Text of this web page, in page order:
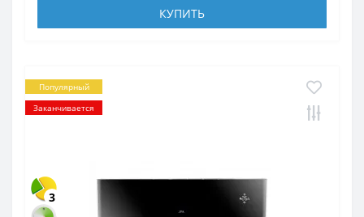
КУПИТЬ
Популярный
Заканчивается
3